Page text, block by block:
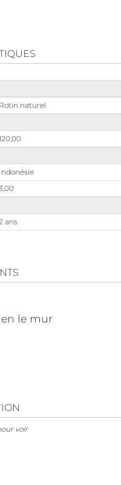
Rotin naturel
Indonésie
ans
le mur
voir